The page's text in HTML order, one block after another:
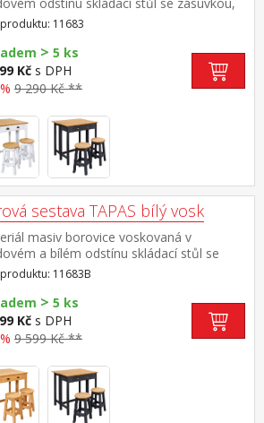
židličky rozměr složeného stolu
v) 80 × 42 × 84 cm rozměr rozloženého
(š/h/v) 80 × 72 × 84 cm rozměr židličky
v) 30 × 30 × 51 cm
11683
> 5 ks
Kč s DPH
9 290 Kč **
sestava TAPAS bílý vosk
masiv borovice voskovaná v
a bílém odstínu skládací stůl se
dvě barové židličky rozměr
stolu (š/h/v) 80 × 42 × 84
rozloženého stolu (š/h/v) 80 × 72 ×
rozměr židličky (š/h/v) 30 × 30 × 51 cm
11683B
> 5 ks
Kč s DPH
9 599 Kč **